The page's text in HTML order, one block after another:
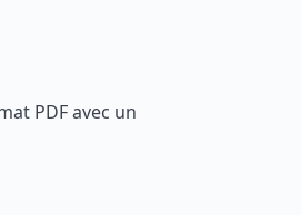
PDF avec un